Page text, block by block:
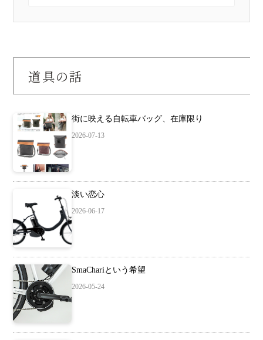
道具の話
街に映える自転車バッグ、在庫限り
2026-07-13
淡い恋心
2026-06-17
SmaChariという希望
2026-05-24